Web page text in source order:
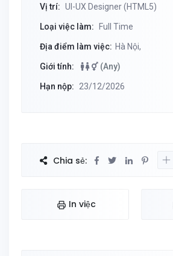
Vị trí: UI-UX Designer (HTML5)
Loại việc làm: Full Time
Địa điểm làm việc: Hà Nội,
Giới tính: (Any)
Hạn nộp: 23/12/2026
Chia sẻ:
In việc